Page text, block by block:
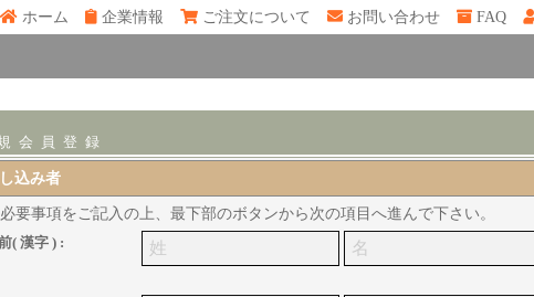
ホーム 企業情報 ご注文について お問い合わせ FAQ
会 員 登 録
込み者
要事項をご記入の上、最下部のボタンから次の項目へ進んで下さい。
( 漢字 ) :